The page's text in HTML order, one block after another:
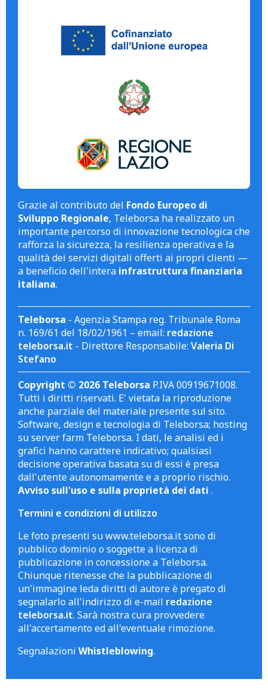
Grazie al contributo del Fondo Europeo di
Sviluppo Regionale, Teleborsa ha realizzato un
importante percorso di innovazione tecnologica che
rafforza la sicurezza, la resilienza operativa e la
qualità dei servizi digitali offerti ai propri clienti —
a beneficio dell'intera infrastruttura finanziaria
italiana.
Teleborsa - Agenzia Stampa reg. Tribunale Roma
n. 169/61 del 18/02/1961 – email: redazione
teleborsa.it - Direttore Responsabile: Valeria Di
Stefano
Copyright © 2026 Teleborsa P.IVA 00919671008.
Tutti i diritti riservati. E' vietata la riproduzione
anche parziale del materiale presente sul sito.
Software, design e tecnologia di Teleborsa; hosting
su server farm Teleborsa. I dati, le analisi ed i
grafici hanno carattere indicativo; qualsiasi
decisione operativa basata su di essi è presa
dall'utente autonomamente e a proprio rischio.
Avviso sull'uso e sulla proprietà dei dati .
Termini e condizioni di utilizzo
Le foto presenti su www.teleborsa.it sono di
pubblico dominio o soggette a licenza di
pubblicazione in concessione a Teleborsa.
Chiunque ritenesse che la pubblicazione di
un'immagine leda diritti di autore è pregato di
segnalarlo all'indirizzo di e-mail redazione
teleborsa.it. Sarà nostra cura provvedere
all'accertamento ed all'eventuale rimozione.
Segnalazioni Whistleblowing.